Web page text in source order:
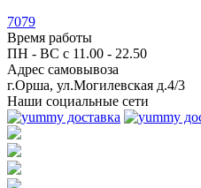
7079
Время работы
ПН - ВС с 11.00 - 22.50
Адрес самовывоза
г.Орша, ул.Могилевская д.4/3
Наши социальные сети